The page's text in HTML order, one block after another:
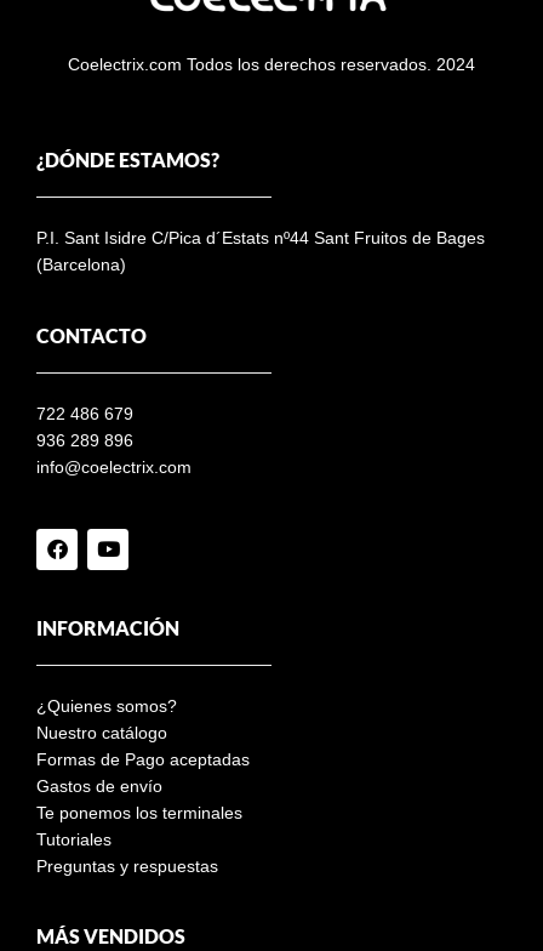
Coelectrix.com Todos los derechos reservados. 2024
¿DÓNDE ESTAMOS?
P.I. Sant Isidre C/Pica d´Estats nº44 Sant Fruitos de Bages
(Barcelona)
CONTACTO
722 486 679
936 289 896
info@coelectrix.com
INFORMACIÓN
¿Quienes somos?
Nuestro catálogo
Formas de Pago aceptadas
Gastos de envío
Te ponemos los terminales
Tutoriales
Preguntas y respuestas
MÁS VENDIDOS